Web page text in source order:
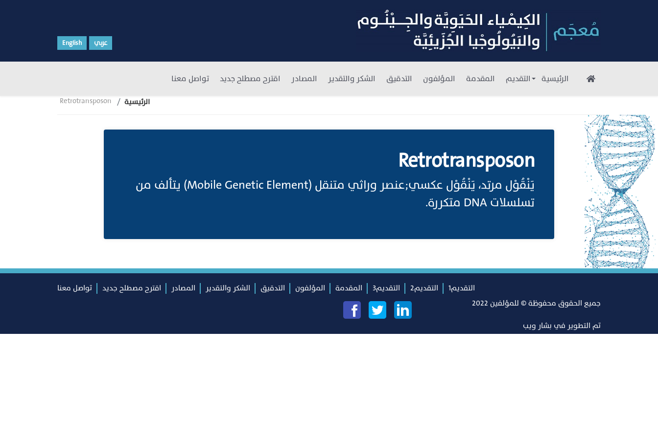
English عربي
التقديم المقدمة المؤلفون التدقيق الشكر والتقدير المصادر اقترح مصطلح جديد تواصل معنا
Retrotransposon الرئيسية
Retrotransposon
يَنْقُوْل مرتد، يَنْقُوْل عكسي;عنصر وراثي متنقل (Mobile Genetic Element) يتألف من
تسلسلات DNA متكررة.
التقديم1 التقديم2 التقديم3 المقدمة المؤلفون التدقيق الشكر والتقدير المصادر اقترح مصطلح جديد
تواصل معنا
جميع الحقوق محفوظة © للمؤلفين 2022
تم التطوير في بشار ويب